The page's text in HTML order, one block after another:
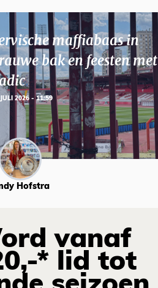
maffiabaas in
bak en feesten met
2026 - 11:59
Hofstra
vanaf
* lid tot